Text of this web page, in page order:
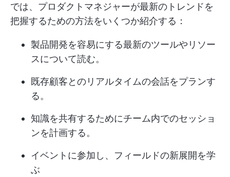
では、プロダクトマネジャーが最新のトレンドを
把握するための方法をいくつか紹介する：
製品開発を容易にする最新のツールやリソー
スについて読む。
既存顧客とのリアルタイムの会話をプランす
る。
知識を共有するためにチーム内でのセッショ
ンを計画する。
イベントに参加し、フィールドの新展開を学
ぶ